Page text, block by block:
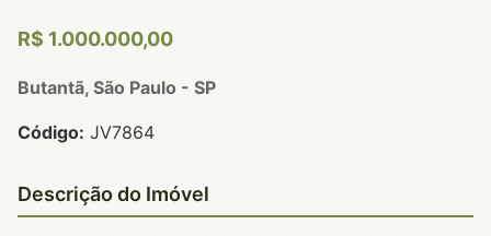
R$ 1.000.000,00
Butantã, São Paulo - SP
Código: JV7864
Descrição do Imóvel